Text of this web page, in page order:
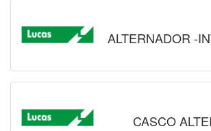
ALTERNADOR -
CASCO